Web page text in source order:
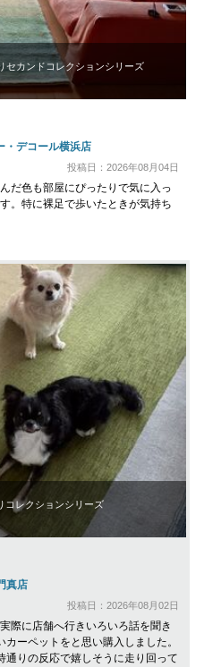
セカンドコレクションシリーズ
・デコール横浜店
投稿日：2026年08月04日
だ色も部屋にぴったりで気に入っ
。特に裸足で歩いたときが気持ち
コレクションシリーズ
真店
投稿日：2026年08月02日
際に店舗へ行きいろいろ話を聞き
ーペットをと思い購入しました。
通りの反応で嬉しそうに走り回って